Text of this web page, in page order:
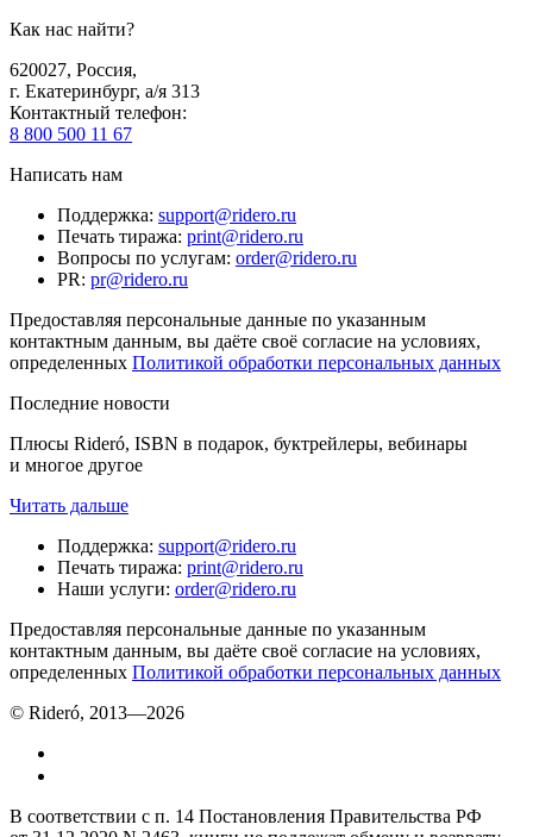
Как нас найти?
620027, Россия,
г. Екатеринбург, а/я 313
Контактный телефон:
8 800 500 11 67
Написать нам
Поддержка: support@ridero.ru
Печать тиража: print@ridero.ru
Вопросы по услугам: order@ridero.ru
PR: pr@ridero.ru
Предоставляя персональные данные по указанным
контактным данным, вы даёте своё согласие на условиях,
определенных Политикой обработки персональных данных
Последние новости
Плюсы Rideró, ISBN в подарок, буктрейлеры, вебинары
и многое другое
Читать дальше
Поддержка: support@ridero.ru
Печать тиража: print@ridero.ru
Наши услуги: order@ridero.ru
Предоставляя персональные данные по указанным
контактным данным, вы даёте своё согласие на условиях,
определенных Политикой обработки персональных данных
© Rideró, 2013—2026
В соответствии с п. 14 Постановления Правительства РФ